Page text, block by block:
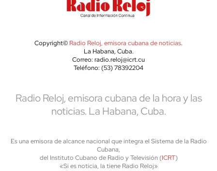
Copyright© Radio Reloj, emisora cubana de noticias.
La Habana, Cuba.
Correo: radio.reloj@icrt.cu
Teléfono: (53) 78392204
Radio Reloj, emisora cubana de la hora y las
noticias. La Habana, Cuba.
Es una emisora de alcance nacional que integra el Sistema de la Radio
Cubana,
del Instituto Cubano de Radio y Televisión (ICRT)
«Si es noticia, la tiene Radio Reloj»